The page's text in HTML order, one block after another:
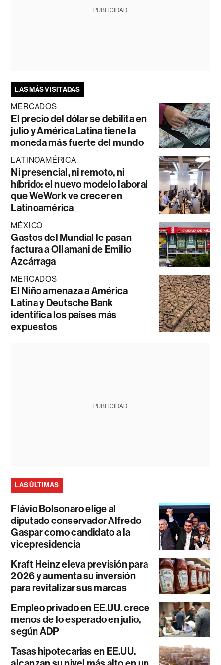
PUBLICIDAD
LAS MÁS VISITADAS
MERCADOS
El precio del dólar se debilita en
julio y América Latina tiene la
moneda más fuerte del mundo
LATINOAMÉRICA
Ni presencial, ni remoto, ni
híbrido: el nuevo modelo laboral
que WeWork ve crecer en
Latinoamérica
MÉXICO
Gastos del Mundial le pasan
factura a Ollamani de Emilio
Azcárraga
MERCADOS
El Niño amenaza a América
Latina y Deutsche Bank
identifica los países más
expuestos
PUBLICIDAD
LAS ÚLTIMAS
Flávio Bolsonaro elige al
diputado conservador Alfredo
Gaspar como candidato a la
vicepresidencia
Kraft Heinz eleva previsión para
2026 y aumenta su inversión
para revitalizar sus marcas
Empleo privado en EE.UU. crece
menos de lo esperado en julio,
según ADP
Tasas hipotecarias en EE.UU.